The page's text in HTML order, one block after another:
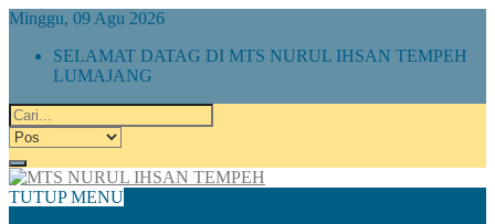
Minggu, 09 Agu 2026
SELAMAT DATAG DI MTS NURUL IHSAN TEMPEH
LUMAJANG
TUTUP MENU